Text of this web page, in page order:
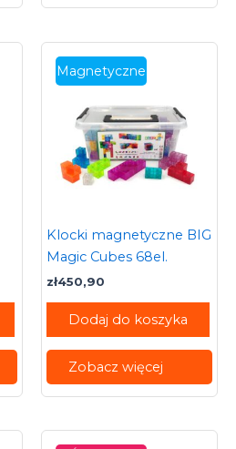
Magnetyczne
Klocki magnetyczne BIG
Magic Cubes 68el.
zł450,90
Dodaj do koszyka
Zobacz więcej